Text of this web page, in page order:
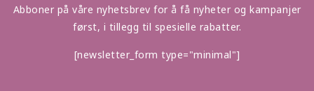
Abboner på våre nyhetsbrev for å få nyheter og kampanjer
først, i tillegg til spesielle rabatter.
[newsletter_form type="minimal"]